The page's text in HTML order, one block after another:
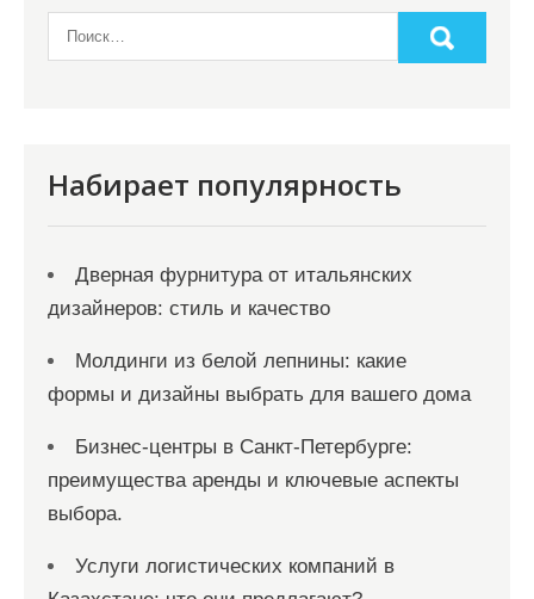
Набирает популярность
Дверная фурнитура от итальянских
дизайнеров: стиль и качество
Молдинги из белой лепнины: какие
формы и дизайны выбрать для вашего дома
Бизнес-центры в Санкт-Петербурге:
преимущества аренды и ключевые аспекты
выбора.
Услуги логистических компаний в